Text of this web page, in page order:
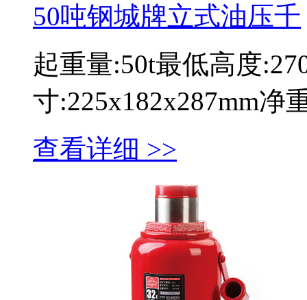
50吨钢城牌立式油压千
起重量:50t最低高度
寸:225x182x287mm
查看详细 >>